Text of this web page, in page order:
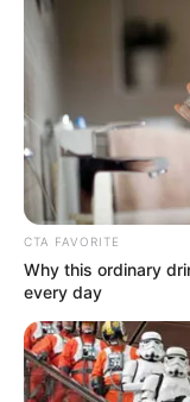
Συνελήφθη ο
Ειδικές Δυνάμεις
Δυνάμεις των ΗΠΑ
CTA FAVORITE
Why this ordinary
every day